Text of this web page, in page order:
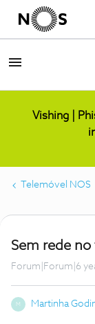
Vishing |
Telemóvel NOS
Sem rede no
Forum|Forum|6
M Martinha